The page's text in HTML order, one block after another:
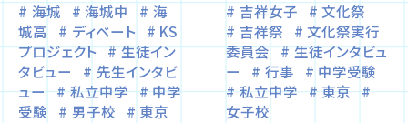
海城 海城中
海
城高
ディベート
KS
プロジェクト
生徒イン
タビュー
先生インタビ
ュー
私立中学
中学
受験
男子校 東京
吉祥女子
文化祭
吉祥祭
文化祭実行
委員会
生徒インタビュ
ー
行事
中学受験
私立中学
東京
女子校